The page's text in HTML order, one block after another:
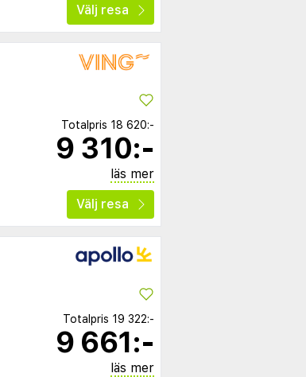
Välj resa
Totalpris 18 620:-
9 310:-
läs mer
Välj resa
Totalpris 19 322:-
9 661:-
läs mer